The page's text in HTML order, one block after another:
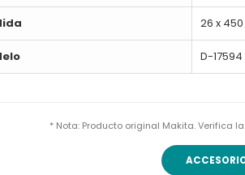
26 x
D-17594
* Nota: Producto original Makita. Verifica